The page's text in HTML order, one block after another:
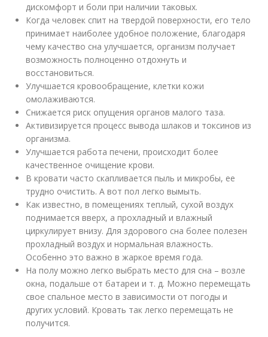
дискомфорт и боли при наличии таковых.
Когда человек спит на твердой поверхности, его тело
принимает наиболее удобное положение, благодаря
чему качество сна улучшается, организм получает
возможность полноценно отдохнуть и
восстановиться.
Улучшается кровообращение, клетки кожи
омолаживаются.
Снижается риск опущения органов малого таза.
Активизируется процесс вывода шлаков и токсинов из
организма.
Улучшается работа печени, происходит более
качественное очищение крови.
В кровати часто скапливается пыль и микробы, ее
трудно очистить. А вот пол легко вымыть.
Как известно, в помещениях теплый, сухой воздух
поднимается вверх, а прохладный и влажный
циркулирует внизу. Для здорового сна более полезен
прохладный воздух и нормальная влажность.
Особенно это важно в жаркое время года.
На полу можно легко выбрать место для сна – возле
окна, подальше от батареи и т. д. Можно перемещать
свое спальное место в зависимости от погоды и
других условий. Кровать так легко перемещать не
получится.